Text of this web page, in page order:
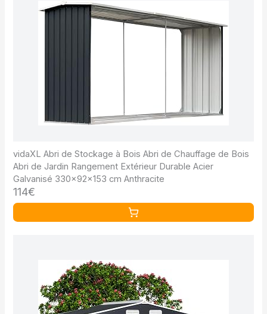
vidaXL Abri de Stockage à Bois Abri de Chauffage de Bois
Abri de Jardin Rangement Extérieur Durable Acier
Galvanisé 330x92x153 cm Anthracite
114€